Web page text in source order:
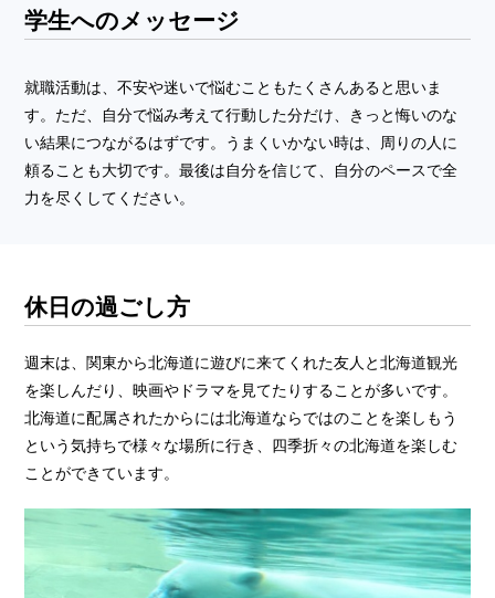
学生へのメッセージ
就職活動は、不安や迷いで悩むこともたくさんあると思いま
す。ただ、自分で悩み考えて行動した分だけ、きっと悔いのな
い結果につながるはずです。うまくいかない時は、周りの人に
頼ることも大切です。最後は自分を信じて、自分のペースで全
力を尽くしてください。
休日の過ごし方
週末は、関東から北海道に遊びに来てくれた友人と北海道観光
を楽しんだり、映画やドラマを見てたりすることが多いです。
北海道に配属されたからには北海道ならではのことを楽しもう
という気持ちで様々な場所に行き、四季折々の北海道を楽しむ
ことができています。